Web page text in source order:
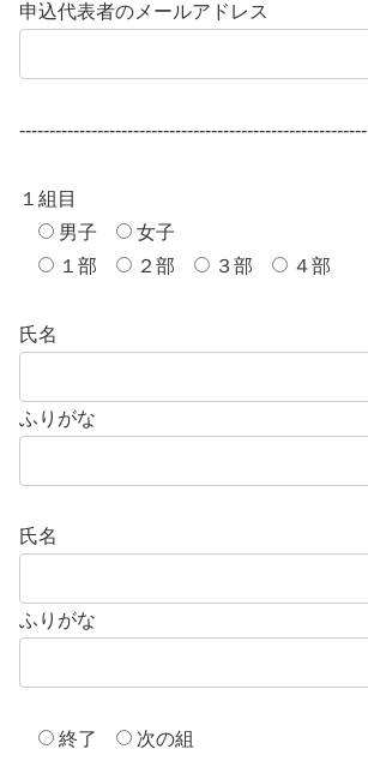
申込代表者のメールアドレス
----------------------------------------------------------
１組目
男子
女子
１部
２部 ３部 ４部
氏名
ふりがな
氏名
ふりがな
終了 次の組